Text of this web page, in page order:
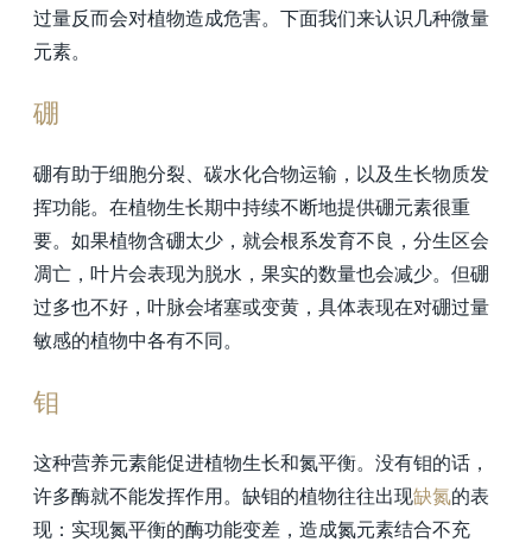
过量反而会对植物造成危害。下面我们来认识几种微量
元素。
硼
硼有助于细胞分裂、碳水化合物运输，以及生长物质发
挥功能。在植物生长期中持续不断地提供硼元素很重
要。如果植物含硼太少，就会根系发育不良，分生区会
凋亡，叶片会表现为脱水，果实的数量也会减少。但硼
过多也不好，叶脉会堵塞或变黄，具体表现在对硼过量
敏感的植物中各有不同。
钼
这种营养元素能促进植物生长和氮平衡。没有钼的话，
许多酶就不能发挥作用。缺钼的植物往往出现缺氮的表
现：实现氮平衡的酶功能变差，造成氮元素结合不充